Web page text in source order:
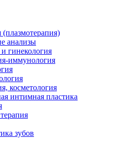
(плазмотерапия)
анализы
гинекология
иммунология
косметология
интимная пластика
зубов